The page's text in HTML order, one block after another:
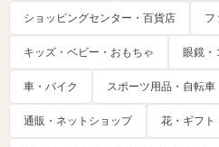
ショッピングセンター・百貨店 フ
キッズ・ベビー・おもちゃ 眼鏡・
車・バイク スポーツ用品・自転車
通販・ネットショップ 花・ギフト